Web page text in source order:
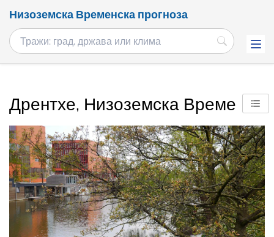
Низоземска Временска прогноза
Дрентхе, Низоземска Време